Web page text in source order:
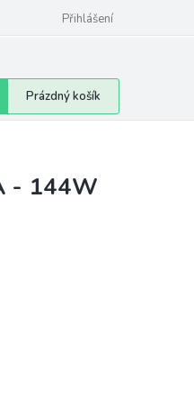
Přihlášení
Nákupní
košík
Prázdný košík
- 144W